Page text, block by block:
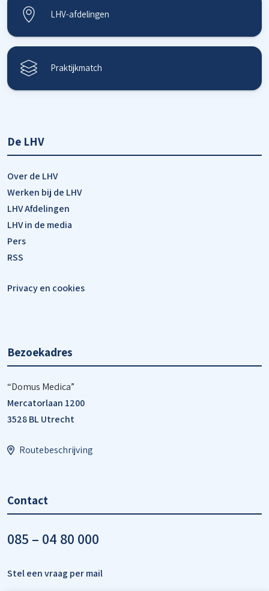
LHV-afdelingen
Praktijkmatch
De LHV
Over de LHV
Werken bij de LHV
LHV Afdelingen
LHV in de media
Pers
RSS
Privacy en cookies
Bezoekadres
“Domus Medica”
Mercatorlaan 1200
3528 BL Utrecht
Routebeschrijving
Contact
085 – 04 80 000
Stel een vraag per mail